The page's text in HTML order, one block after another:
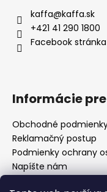
kaffa@kaffa.sk
+421 41 290 1800
Facebook stránka
Informácie
Obchodné
Reklamačný postup
Podmienky ochrany
Napíšte nám